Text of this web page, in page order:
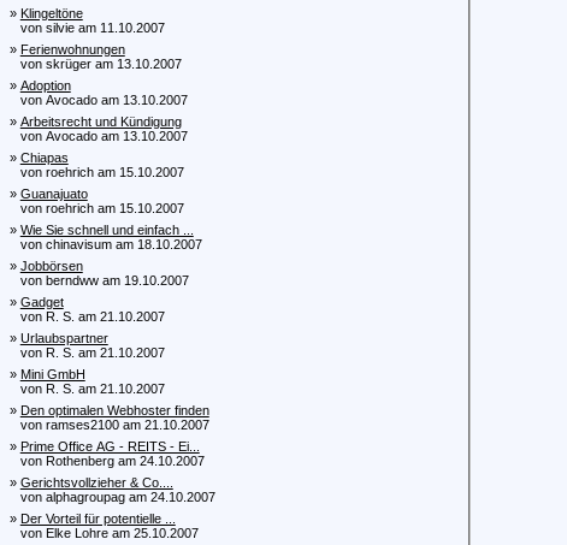
» Klingeltöne
von silvie am 11.10.2007
» Ferienwohnungen
von skrüger am 13.10.2007
» Adoption
von Avocado am 13.10.2007
» Arbeitsrecht und Kündigung
von Avocado am 13.10.2007
» Chiapas
von roehrich am 15.10.2007
» Guanajuato
von roehrich am 15.10.2007
» Wie Sie schnell und einfach ...
von chinavisum am 18.10.2007
» Jobbörsen
von berndww am 19.10.2007
» Gadget
von R. S. am 21.10.2007
» Urlaubspartner
von R. S. am 21.10.2007
» Mini GmbH
von R. S. am 21.10.2007
» Den optimalen Webhoster finden
von ramses2100 am 21.10.2007
» Prime Office AG - REITS - Ei...
von Rothenberg am 24.10.2007
» Gerichtsvollzieher & Co....
von alphagroupag am 24.10.2007
» Der Vorteil für potentielle ...
von Elke Lohre am 25.10.2007